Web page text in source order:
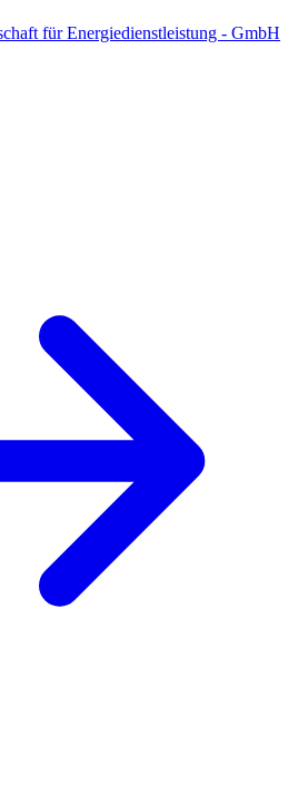
für Energiedienstleistung - GmbH